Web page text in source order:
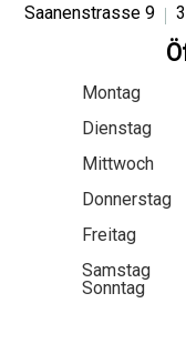
Saanenstrasse 9
Montag
Dienstag
Mittwoch
Donnerstag
Freitag
Samstag
Sonntag